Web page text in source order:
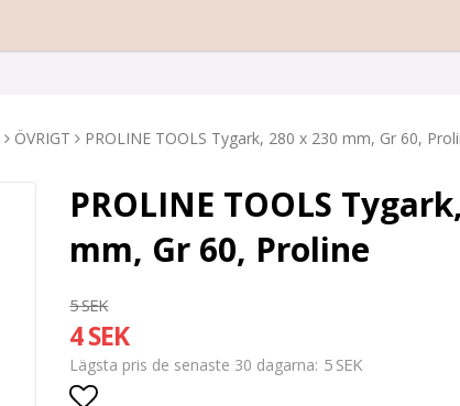
ÖVRIGT PROLINE TOOLS Tygark, 280 x 230 mm, Gr 60,
PROLINE TOOLS
mm, Gr 60, Proline
5 SEK
4 SEK
Lägsta pris de senaste 30 dagarna 5 SEK